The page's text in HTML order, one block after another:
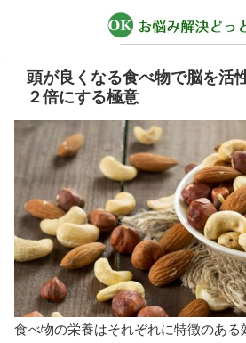
頭が良くなる食べ物で脳を活
２倍にする極意
食べ物の栄養はそれぞれに特徴のある